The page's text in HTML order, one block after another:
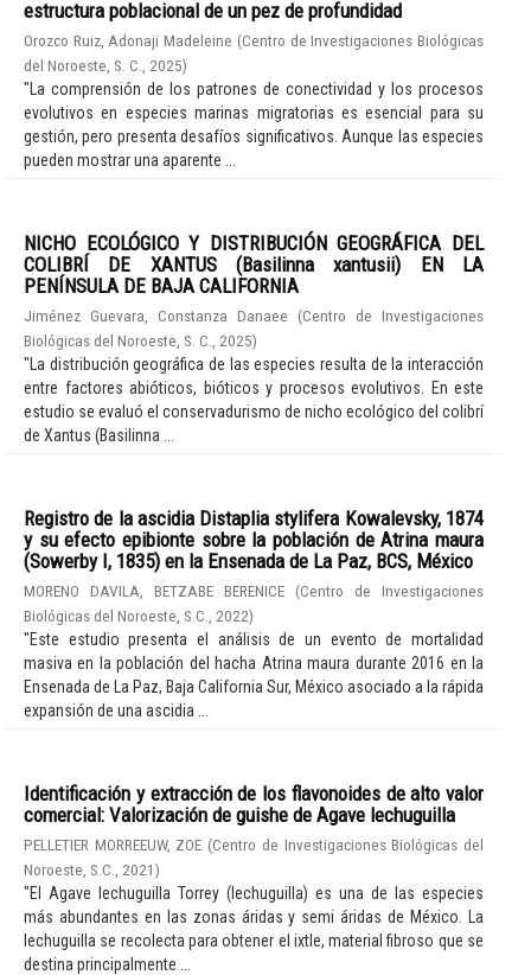
estructura poblacional de un pez de profundidad
Orozco Ruiz, Adonaji Madeleine (Centro de Investigaciones Biológicas
del Noroeste, S. C.
2025)
"La comprensión de los patrones de conectividad y los procesos
evolutivos en especies marinas migratorias es esencial para su
gestión, pero presenta desafíos significativos. Aunque las especies
pueden mostrar una aparente ...
NICHO ECOLÓGICO Y DISTRIBUCIÓN GEOGRÁFICA DEL
COLIBRÍ DE XANTUS (Basilinna xantusii) EN LA
PENÍNSULA DE BAJA CALIFORNIA
Jiménez Guevara, Constanza Danaee (Centro de Investigaciones
Biológicas del Noroeste, S. C.
2025)
"La distribución geográfica de las especies resulta de la interacción
entre factores abióticos, bióticos y procesos evolutivos. En este
estudio se evaluó el conservadurismo de nicho ecológico del colibrí
de Xantus (Basilinna ...
Registro de la ascidia Distaplia stylifera Kowalevsky, 1874
y su efecto epibionte sobre la población de Atrina maura
(Sowerby I, 1835) en la Ensenada de La Paz, BCS, México
MORENO DAVILA, BETZABE BERENICE (Centro de Investigaciones
Biológicas del Noroeste, S.C.
2022)
"Este estudio presenta el análisis de un evento de mortalidad
masiva en la población del hacha Atrina maura durante 2016 en la
Ensenada de La Paz, Baja California Sur, México asociado a la rápida
expansión de una ascidia ...
Identificación y extracción de los flavonoides de alto valor
comercial: Valorización de guishe de Agave lechuguilla
PELLETIER MORREEUW, ZOE (Centro de Investigaciones Biológicas del
Noroeste, S.C.
2021)
"El Agave lechuguilla Torrey (lechuguilla) es una de las especies
más abundantes en las zonas áridas y semi áridas de México. La
lechuguilla se recolecta para obtener el ixtle, material fibroso que se
destina principalmente ...